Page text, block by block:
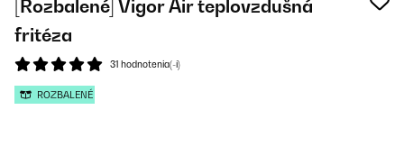
[Rozbalené] Vigor Air teplovzdušná
fritéza
31 hodnotenia(-í)
ROZBALENÉ